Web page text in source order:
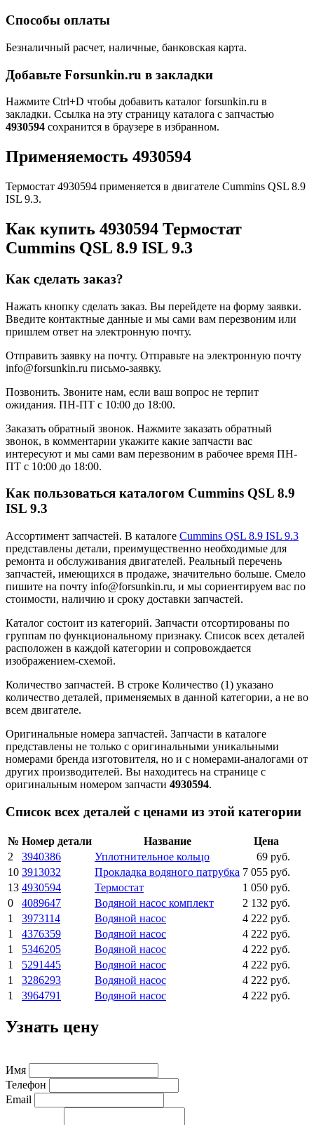
Способы оплаты
Безналичный расчет, наличные, банковская карта.
Добавьте Forsunkin.ru в закладки
Нажмите Ctrl+D чтобы добавить каталог forsunkin.ru в
закладки. Ссылка на эту страницу каталога с запчастью
4930594 сохранится в браузере в избранном.
Применяемость 4930594
Термостат 4930594 применяется в двигателе Cummins QSL 8.9
ISL 9.3.
Как купить 4930594 Термостат
Cummins QSL 8.9 ISL 9.3
Как сделать заказ?
Нажать кнопку сделать заказ. Вы перейдете на форму заявки.
Введите контактные данные и мы сами вам перезвоним или
пришлем ответ на электронную почту.
Отправить заявку на почту. Отправьте на электронную почту
info@forsunkin.ru письмо-заявку.
Позвонить. Звоните нам, если ваш вопрос не терпит
ожидания. ПН-ПТ с 10:00 до 18:00.
Заказать обратный звонок. Нажмите заказать обратный
звонок, в комментарии укажите какие запчасти вас
интересуют и мы сами вам перезвоним в рабочее время ПН-
ПТ с 10:00 до 18:00.
Как пользоваться каталогом Cummins QSL 8.9
ISL 9.3
Ассортимент запчастей. В каталоге Cummins QSL 8.9 ISL 9.3
представлены детали, преимущественно необходимые для
ремонта и обслуживания двигателей. Реальный перечень
запчастей, имеющихся в продаже, значительно больше. Смело
пишите на почту info@forsunkin.ru, и мы сориентируем вас по
стоимости, наличию и сроку доставки запчастей.
Каталог состоит из категорий. Запчасти отсортированы по
группам по функциональному признаку. Список всех деталей
расположен в каждой категории и сопровождается
изображением-схемой.
Количество запчастей. В строке Количество (1) указано
количество деталей, применяемых в данной категории, а не во
всем двигателе.
Оригинальные номера запчастей. Запчасти в каталоге
представлены не только с оригинальными уникальными
номерами бренда изготовителя, но и с номерами-аналогами от
других производителей. Вы находитесь на странице с
оригинальным номером запчасти 4930594.
Список всех деталей с ценами из этой категории
№ Номер детали Название
Цена
2
3940386 Уплотнительное кольцо
69 руб.
10 3913032 Прокладка водяного патрубка 7 055 руб.
13 4930594 Термостат
1 050 руб.
0
4089647 Водяной насос комплект
2 132 руб.
1
3973114 Водяной насос
4 222 руб.
1
4376359 Водяной насос
4 222 руб.
1
5346205 Водяной насос
4 222 руб.
1
5291445 Водяной насос
4 222 руб.
1
3286293 Водяной насос
4 222 руб.
1
3964791 Водяной насос 4 222 руб.
Узнать цену
Имя
Телефон
Email